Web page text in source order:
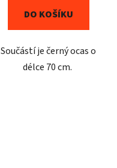
DO KOŠÍKU
Součástí je černý ocas o
délce 70 cm.